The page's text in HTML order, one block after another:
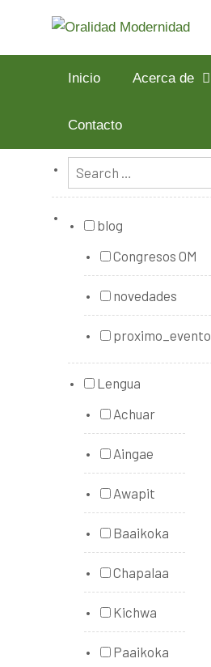
Inicio Acerca de
Contacto
blog
Congresos OM
novedades
proximo_evento
Lengua
Achuar
Aingae
Awapit
Baaikoka
Chapalaa
Kichwa
Paaikoka